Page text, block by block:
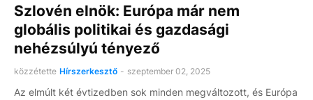
Szlovén elnök: Európa már nem
globális politikai és gazdasági
nehézsúlyú tényező
közzétette Hírszerkesztő - szeptember 02, 2025
Az elmúlt két évtizedben sok minden megváltozott, és Európa